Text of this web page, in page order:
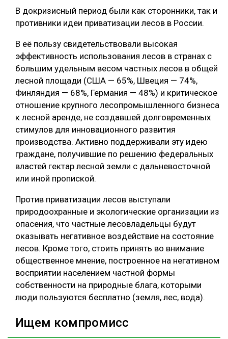
В докризисный период были как сторонники, так и
противники идеи приватизации лесов в России.
В её пользу свидетельствовали высокая
эффективность использования лесов в странах с
большим удельным весом частных лесов в общей
лесной площади (США — 65%, Швеция — 74%,
Финляндия — 68%, Германия — 48%) и критическое
отношение крупного лесопромышленного бизнеса
к лесной аренде, не создавшей долговременных
стимулов для инновационного развития
производства. Активно поддерживали эту идею
граждане, получившие по решению федеральных
властей гектар лесной земли с дальневосточной
или иной пропиской.
Против приватизации лесов выступали
природоохранные и экологические организации из
опасения, что частные лесовладельцы будут
оказывать негативное воздействие на состояние
лесов. Кроме того, стоить принять во внимание
общественное мнение, построенное на негативном
восприятии населением частной формы
собственности на природные блага, которыми
люди пользуются бесплатно (земля, лес, вода).
Ищем компромисс